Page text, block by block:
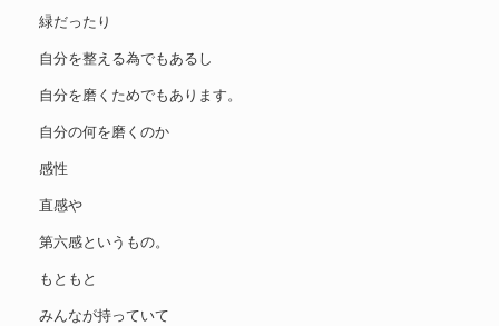
緑だったり
自分を整える為でもあるし
自分を磨くためでもあります。
自分の何を磨くのか
感性
直感や
第六感というもの。
もともと
みんなが持っていて